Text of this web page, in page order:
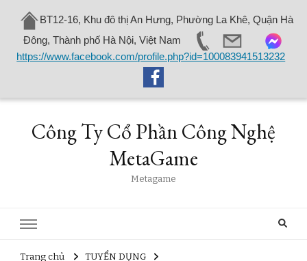
BT12-16, Khu đô thị An Hưng, Phường La Khê, Quận Hà
Đông, Thành phố Hà Nội, Việt Nam
https://www.facebook.com/profile.php?id=100083941513232
Công Ty Cổ Phần Công Nghệ
MetaGame
Metagame
Trang chủ
TUYỂN DỤNG